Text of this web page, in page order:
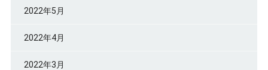
2022年5月
2022年4月
2022年3月